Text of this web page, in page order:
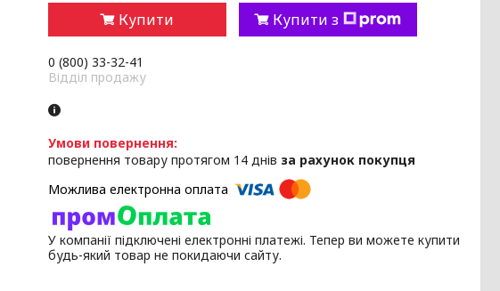
Купити Купити з
0 (800) 33-32-41
Відділ продажу
повернення товару протягом 14 днів за рахунок покупця
У компанії підключені електронні платежі. Тепер ви можете купити
будь-який товар не покидаючи сайту.